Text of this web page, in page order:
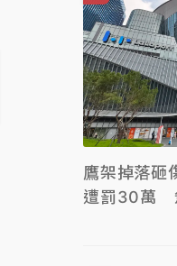
鷹架掉落砸
遭罰30萬